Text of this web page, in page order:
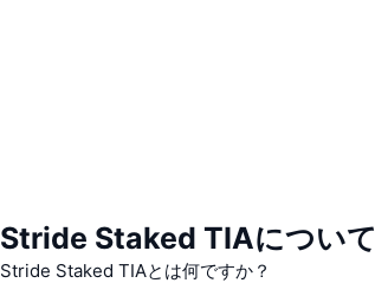
Stride Staked TIAについて
Stride Staked TIAとは何ですか？